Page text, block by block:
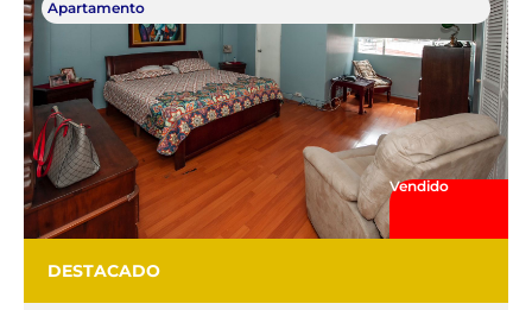
Apartamento
Vendido
DESTACADO